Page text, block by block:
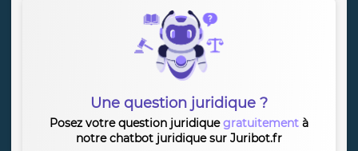
Une question juridique ?
Posez votre question juridiquegratuitement à
notre chatbot juridique sur Juribot.fr